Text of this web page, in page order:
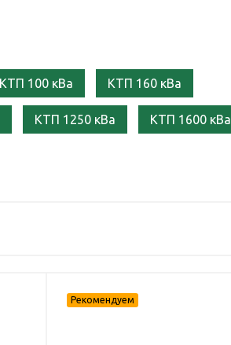
КТП 100 кВа КТП 160 кВа
КТП 1250 кВа КТП 1600 кВа